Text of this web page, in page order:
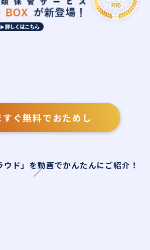
すぐ無料でおためし
ド」を動画でかんたんにご紹介！
／